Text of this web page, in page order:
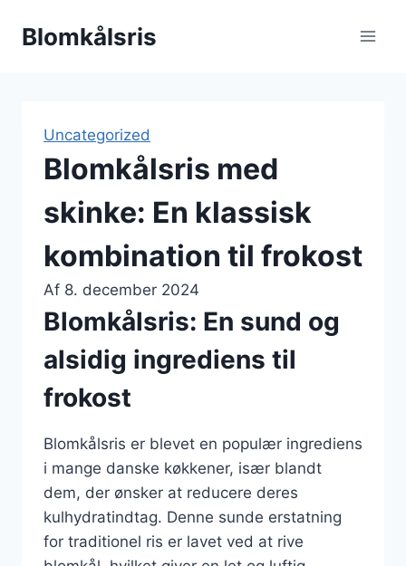
Blomkålsris
Uncategorized
Blomkålsris med
skinke: En klassisk
kombination til frokost
Af 8. december 2024
Blomkålsris: En sund og
alsidig ingrediens til
frokost
Blomkålsris er blevet en populær ingrediens
i mange danske køkkener, især blandt
dem, der ønsker at reducere deres
kulhydratindtag. Denne sunde erstatning
for traditionel ris er lavet ved at rive